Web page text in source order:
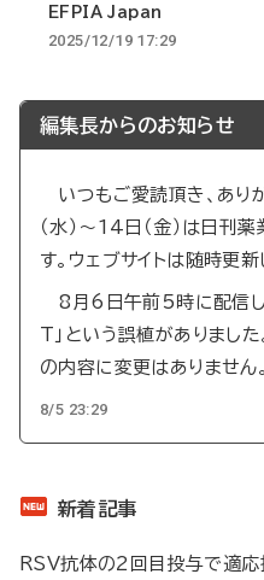
EFPIA Japan
2025/12/19 17:29
編集長からのお知らせ
いつもご愛読頂き、あり
（水）～14日（金）は日刊
す。ウェブサイトは随時更新
8月6日午前5時に配信し
T」という誤植がありまし
の内容に変更はありません。
8/5 23:29
新着記事
RSV抗体の2回目投与で適